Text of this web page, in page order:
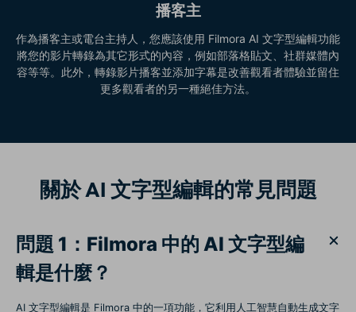
播客主
作為播客主或電台主持人，您應該使用 Filmora AI 文字型編輯功能
將您的影片轉錄為其它形式的內容，例如部落格貼文、社群媒體內
容等等。此外，轉錄影片播客並添加字幕是改善觀看者體驗並留住
更多觀看者的另一種絕佳方法。
關於 AI 文字型編輯的常見問題
問題 1：Filmora 中的 AI 文字型編
輯是什麼？
AI 文字型編輯是 Filmora 中的一項功能，它利用人工智慧自動生成文字